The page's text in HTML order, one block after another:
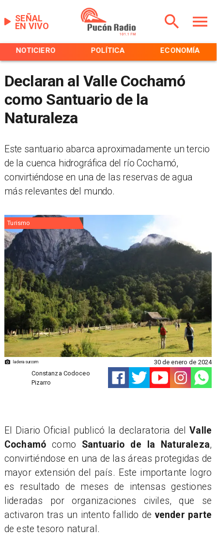
EN VIVO
SEÑAL
NOTICIERO POLÍTICA ECONOMÍA
Declaran al Valle Cochamó
como Santuario de la
Naturaleza
​Este santuario abarca aproximadamente un tercio
de la cuenca hidrográfica del río Cochamó,
convirtiéndose en una de las reservas de agua
más relevantes del mundo.
laderasur.com
Turismo
Constanza Codoceo
Pizarro
30 de enero de 2024
El Diario Oficial publicó la declaratoria delValle
Cochamócomo Santuario de la Naturaleza,
convirtiéndose en una de las áreas protegidas de
mayor extensión del país. Este importante logro
es resultado de meses de intensas gestiones
lideradas por organizaciones civiles, que se
activaron tras un intento fallido de vender parte
de este tesoro natural.